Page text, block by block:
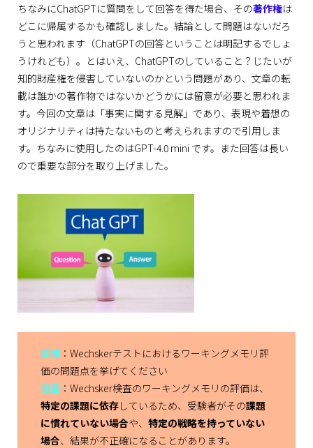
ちなみにChatGPTに質問をして回答を得た場合、その著作権は
どこに帰属するかも確認しました。結論として問題はないだろ
うと思われます（ChatGPTの回答ということは明記するでしょ
うけれども）。とはいえ、ChatGPTのしていること？じたいが
知的財産権を侵害していないのかという問題があり、文章の転
載は誰かの著作物ではないかどうかには留意が必要と思われま
す。今回の文章は「事実に関する見解」であり、表現や着想の
オリジナリティは持たないものと考えられますので引用しま
す。ちなみに使用したのはGPT-4.0 mini です。また回答は長い
ので重要な部分を取り上げました。
質問 ：Wechskerテストにおけるワーキングメモリ評
価の問題点を挙げてください
回答 ：Wechsker検査のワーキングメモリの評価は、
特定の課題に依存しているため、受験者がその課題
に慣れていない場合や、特定の戦略を持っていない
場合、結果が不正確になることがあります。